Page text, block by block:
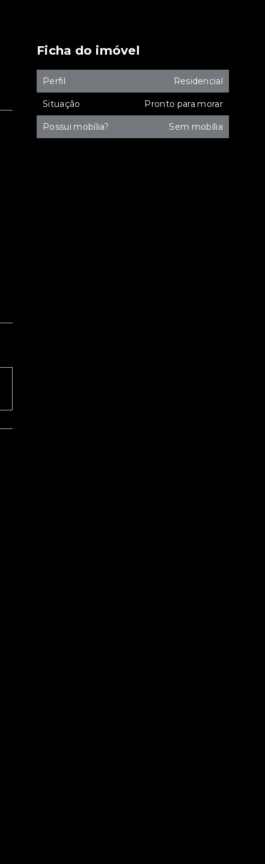
Ficha do imóvel
Perfil Residencial
Situação Pronto para morar
Possui mobília? Sem mobília